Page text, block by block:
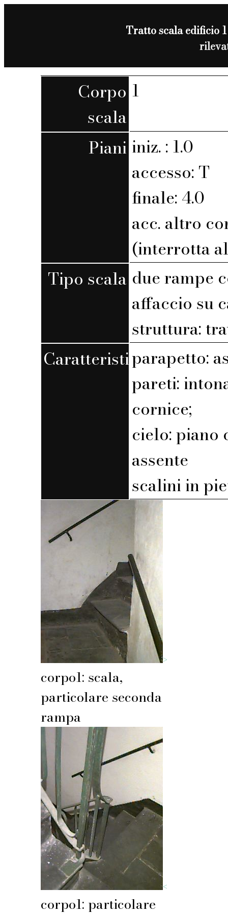
Tratto scala edificio
Corpo
scala
1
Piani iniz. : 1.0
accesso: T
finale: 4.0
acc. altro
(interrotta
Tipo scala due rampe
affaccio su
struttura:
Caratteristicheparapetto:
pareti:
cornice;
cielo: piano
assente
scalini in
>
corpo1: scala,
particolare seconda
rampa
<
corpo1: particolare